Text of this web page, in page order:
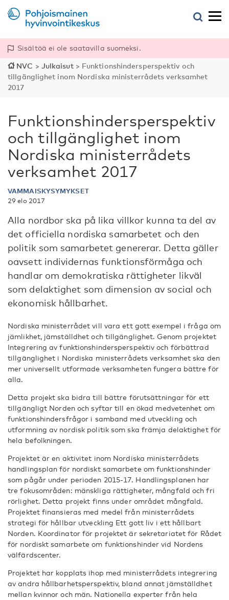
Sisältöä ei ole saatavilla suomeksi.
NVC > Julkaisut> Funktionshindersperspektiv och
tillgänglighet inom Nordiska ministerrådets verksamhet
2017
Funktionshindersperspektiv
och tillgänglighet inom
Nordiska ministerrådets
verksamhet 2017
VAMMAISKYSYMYKSET
29 elo 2017
Alla nordbor ska på lika villkor kunna ta del av
det officiella nordiska samarbetet och den
politik som samarbetet genererar. Detta gäller
oavsett individernas funktionsförmåga och
handlar om demokratiska rättigheter likväl
som delaktighet som dimension av social och
ekonomisk hållbarhet.
Nordiska ministerrådet vill vara ett gott exempel i fråga om
jämlikhet, jämställdhet och tillgänglighet. Genom projektet
Integrering av funktionshindersperspektiv och förbättrad
tillgänglighet i Nordiska ministerrådets verksamhet ska den
mer universellt utformade verksamheten fungera bättre för
alla.
Detta projekt ska bidra till bättre förutsättningar för ett
tillgängligt Norden och syftar till en ökad medvetenhet om
funktionshindersfrågor i samband med utveckling och
utformning av nordisk politik som ska främja delaktighet för
hela befolkningen.
Projektet är en aktivitet inom Nordiska ministerrådets
handlingsplan för nordiskt samarbete om funktionshinder
som pågår under perioden 2015-17. Handlingsplanen har
tre fokusområden: mänskliga rättigheter, mångfald och fri
rörlighet. Detta projekt finns under området mångfald.
Projektet finansieras med medel från ministerrådets
strategi för hållbar utveckling Ett gott liv i ett hållbart
Norden. Koordinator för projektet är sekretariatet för Rådet
för nordiskt samarbete om funktionshinder vid Nordens
välfärdscenter.
Projektet har kopplats ihop med ministerrådets integrering
av andra hållbarhetsperspektiv, bland annat jämställdhet
mellan kvinnor och män. Nationella experter från hela